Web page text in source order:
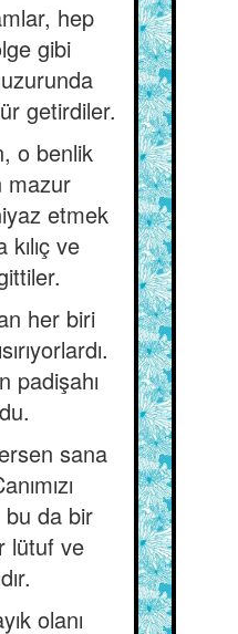
hep
gibi
getirdiler.
o benlik
mazur
etmek
ve
her biri
padişahı
sana
bu da bir
lütuf ve
olanı